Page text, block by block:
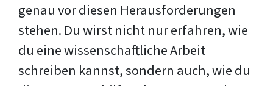
genau vor diesen Herausforderungen
stehen. Du wirst nicht nur erfahren, wie
du eine wissenschaftliche Arbeit
schreiben kannst, sondern auch, wie du